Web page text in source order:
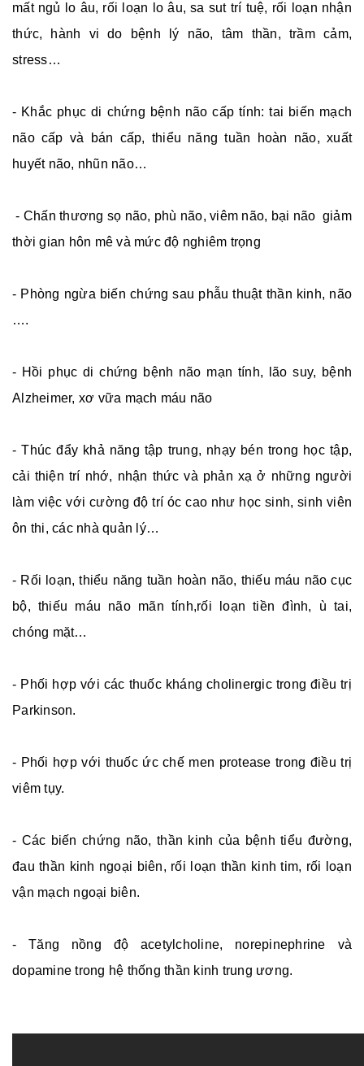
mất ngủ lo âu, rối loạn lo âu, sa sut trí tuệ, rối loạn nhận
thức, hành vi do bệnh lý não, tâm thần, trầm cảm,
stress…
- Khắc phục di chứng bệnh não cấp tính: tai biến mạch
não cấp và bán cấp, thiểu năng tuần hoàn não, xuất
huyết não, nhũn não…
- Chấn thương sọ não, phù não, viêm não, bại não giảm
thời gian hôn mê và mức độ nghiêm trọng
- Phòng ngừa biến chứng sau phẫu thuật thần kinh, não
….
- Hồi phục di chứng bệnh não mạn tính, lão suy, bệnh
Alzheimer, xơ vữa mạch máu não
- Thúc đẩy khả năng tập trung, nhạy bén trong học tập,
cải thiện trí nhớ, nhận thức và phản xạ ở những người
làm việc với cường độ trí óc cao như học sinh, sinh viên
ôn thi, các nhà quản lý…
- Rối loạn, thiểu năng tuần hoàn não, thiếu máu não cục
bộ, thiếu máu não mãn tính,rối loạn tiền đình, ù tai,
chóng mặt…
- Phối hợp với các thuốc kháng cholinergic trong điều trị
Parkinson.
- Phối hợp với thuốc ức chế men protease trong điều trị
viêm tụy.
- Các biến chứng não, thần kinh của bệnh tiểu đường,
đau thần kinh ngoại biên, rối loạn thần kinh tim, rối loạn
vận mạch ngoại biên.
- Tăng nồng độ acetylcholine, norepinephrine và
dopamine trong hệ thống thần kinh trung ương.